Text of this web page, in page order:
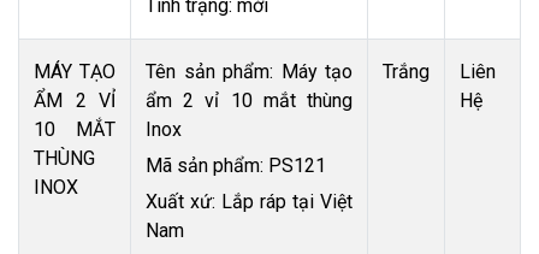
Tình trạng: mới
MÁY TẠO
ẨM 2 VỈ
10 MẮT
THÙNG
INOX
Tên sản phẩm: Máy tạo
ẩm 2 vỉ 10 mắt thùng
Inox
Mã sản phẩm: PS121
Xuất xứ: Lắp ráp tại Việt
Nam
Trắng
Liên
Hệ